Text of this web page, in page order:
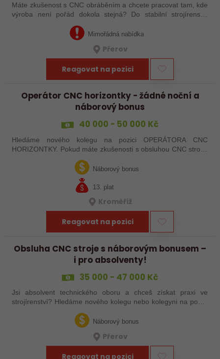
Máte zkušenost s CNC obráběním a chcete pracovat tam, kde
výroba není pořád dokola stejná? Do stabilní strojírenské
zakázkovou výrobu. Čeká Vás…Mimořádná nabídka
Přerov
Reagovat na pozici
Operátor CNC horizontky - žádné noční a
náborový bonus
40 000 - 50 000 Kč
Hledáme nového kolegu na pozici OPERÁTORA CNC
HORIZONTKY. Pokud máte zkušenosti s obsluhou CNC strojů,
orientujete se ve výkresové dokumentaci a máte chuť naučit se
něco nového, pak jste ideálním…Náborový bonus
13. plat
Kroměříž
Reagovat na pozici
Obsluha CNC stroje s náborovým bonusem –
i pro absolventy!
35 000 - 47 000 Kč
Jsi absolvent technického oboru a chceš získat praxi ve
strojírenství? Hledáme nového kolegu nebo kolegyni na pozici
obsluhy strojů – pokud tě láká práce ve výrobě, kde se něco
skutečně tvoří, rádi…
Náborový bonus
Přerov
Reagovat na pozici